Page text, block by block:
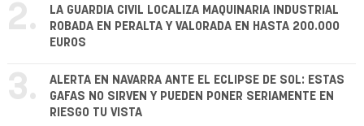
2.
LA GUARDIA CIVIL LOCALIZA MAQUINARIA INDUSTRIAL
ROBADA EN PERALTA Y VALORADA EN HASTA 200.000
EUROS
3.
ALERTA EN NAVARRA ANTE EL ECLIPSE DE SOL: ESTAS
GAFAS NO SIRVEN Y PUEDEN PONER SERIAMENTE EN
RIESGO TU VISTA